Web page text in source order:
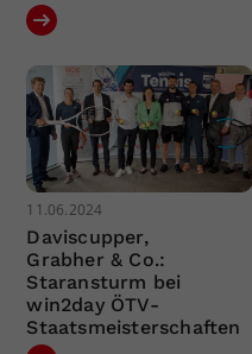
11.06.2024
Daviscupper,
Grabher & Co.:
Staransturm bei
win2day ÖTV-
Staatsmeisterschaften